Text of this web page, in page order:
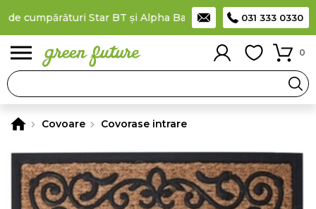
cumpărături Star BT și Alpha Bank Plătești în rateprin
031 333 0330
0
Covoare Covorase intrare